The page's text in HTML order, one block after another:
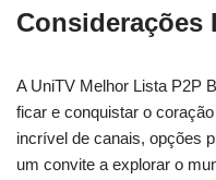
Considerações
A UniTV Melhor Lista P2P
ficar e conquistar o
incrível de canais, opções
um convite a explorar o